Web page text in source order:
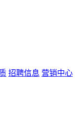
招聘信息 营销中心